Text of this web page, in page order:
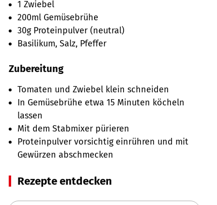
1 Zwiebel
200ml Gemüsebrühe
30g Proteinpulver (neutral)
Basilikum, Salz, Pfeffer
Zubereitung
Tomaten und Zwiebel klein schneiden
In Gemüsebrühe etwa 15 Minuten köcheln
lassen
Mit dem Stabmixer pürieren
Proteinpulver vorsichtig einrühren und mit
Gewürzen abschmecken
Rezepte entdecken